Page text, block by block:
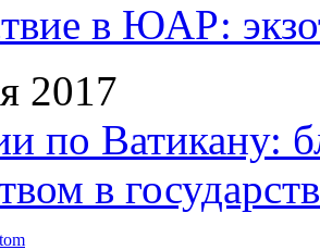
в ЮАР:
2017
по Ватикану:
в